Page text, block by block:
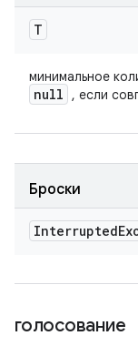
T
минимальное
null , если
Броски
Interrupted
голосование